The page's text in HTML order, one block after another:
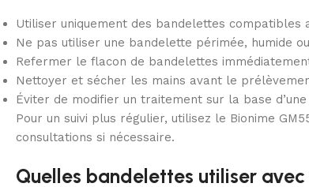
Utiliser uniquement des bandelettes compatibles
Ne pas utiliser une bandelette périmée, humide
Refermer le flacon de bandelettes
Nettoyer et sécher les mains avant le
Éviter de modifier un traitement sur la base
Pour un suivi plus régulier, utilisez le Bionime
consultations si nécessaire.
Quelles bandelettes utiliser